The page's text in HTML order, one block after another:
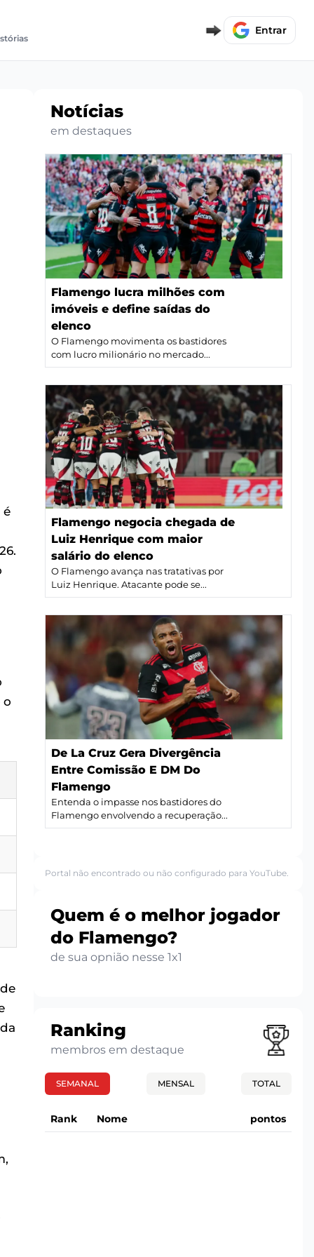
Entrar
é
o
Notícias
em destaques
Flamengo lucra milhões com
imóveis e define saídas do
elenco
O Flamengo movimenta os bastidores
com lucro milionário no mercado...
Flamengo negocia chegada de
Luiz Henrique com maior
salário do elenco
O Flamengo avança nas tratativas por
Luiz Henrique. Atacante pode se...
De La Cruz Gera Divergência
Entre Comissão E DM Do
Flamengo
Entenda o impasse nos bastidores do
Flamengo envolvendo a recuperação...
Portal não encontrado ou não configurado para YouTube.
Quem é o melhor jogador
do Flamengo?
de sua opnião nesse 1x1
Ranking
membros em destaque
SEMANAL MENSAL TOTAL
Rank Nome pontos